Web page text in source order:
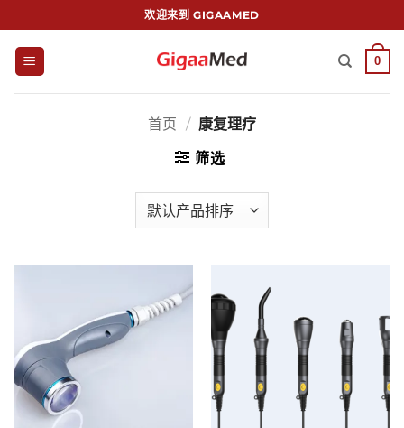
到
欢迎来到 GIGAAMED
0
首页 / 康复理疗
筛选